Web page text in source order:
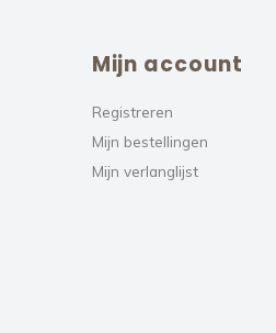
Mijn account
Registreren
Mijn bestellingen
Mijn verlanglijst